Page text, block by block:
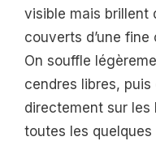
visible mais brillent
couverts d’une
On souffle
cendres libres,
directement sur les
toutes les